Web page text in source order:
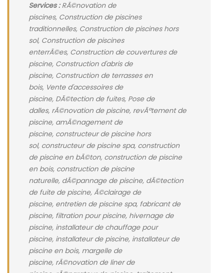
Services :RÃ©novation de
piscines, Construction de piscines
traditionnelles, Construction de piscines hors
sol, Construction de piscines
enterrÃ©es, Construction de couvertures de
piscine, Construction d'abris de
piscine, Construction de terrasses en
bois, Vente d'accessoires de
piscine, DÃ©tection de fuites, Pose de
dalles, rÃ©novation de piscine, revÃªtement de
piscine, amÃ©nagement de
piscine, constructeur de piscine hors
sol, constructeur de piscine spa, construction
de piscine en bÃ©ton, construction de piscine
en bois, construction de piscine
naturelle, dÃ©pannage de piscine, dÃ©tection
de fuite de piscine, Ã©clairage de
piscine, entretien de piscine spa, fabricant de
piscine, filtration pour piscine, hivernage de
piscine, installateur de chauffage pour
piscine, installateur de piscine, installateur de
piscine en bois, margelle de
piscine, rÃ©novation de liner de